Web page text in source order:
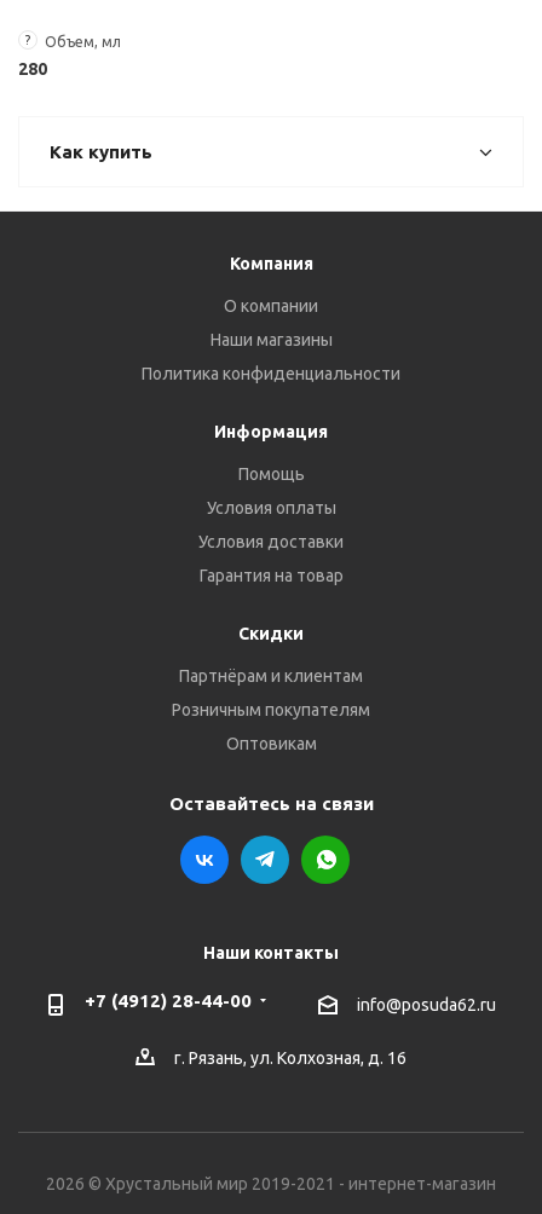
? Объем, мл
280
Как купить
Компания
О компании
Наши магазины
Политика конфиденциальности
Информация
Помощь
Условия оплаты
Условия доставки
Гарантия на товар
Скидки
Партнёрам и клиентам
Розничным покупателям
Оптовикам
Оставайтесь на связи
Наши контакты
+7 (4912) 28-44-00 info@posuda62.ru
г. Рязань, ул. Колхозная, д. 16
2026 © Хрустальный мир 2019-2021 - интернет-магазин